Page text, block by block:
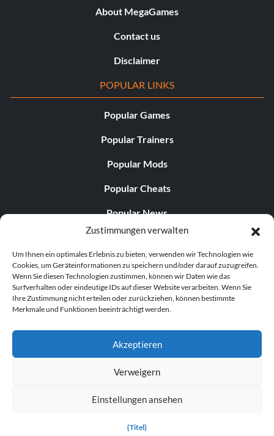
Zustimmungen verwalten
Um Ihnen ein optimales Erlebnis zu bieten, verwenden wir Technologien wie
Cookies, um Geräteinformationen zu speichern und/oder darauf zuzugreifen.
Wenn Sie diesen Technologien zustimmen, können wir Daten wie das
Surfverhalten oder eindeutige IDs auf dieser Website verarbeiten. Wenn Sie
Ihre Zustimmung nicht erteilen oder zurückziehen, können bestimmte
Merkmale und Funktionen beeinträchtigt werden.
Akzeptieren
Verweigern
Einstellungen ansehen
{Titel}
About MegaGames
Contact us
Disclaimer
POPULAR LINKS
Popular Games
Popular Trainers
Popular Mods
Popular Cheats
Popular News
Popular Editorials
Popular Free Games
LATEST UPDATES
© 1998–2026 MegaGames.com All rights reserved
Settings